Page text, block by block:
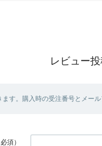
レビュー
す。購入時の受注番号とメール
必須）